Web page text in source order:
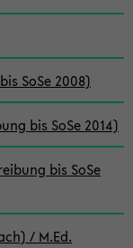
SoSe 2008)
bis SoSe 2014)
bis SoSe
/ M.Ed.